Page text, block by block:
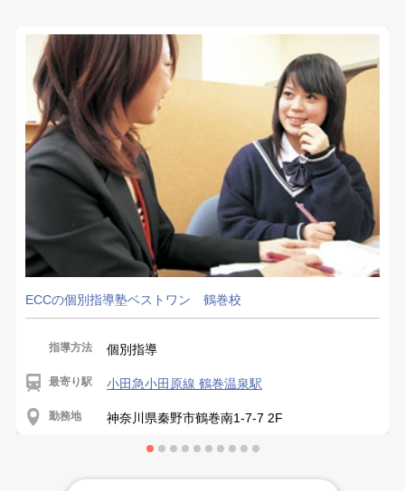
ECCの個別指導塾ベストワン 鶴巻校
指導方法 個別指導
最寄り駅 小田急小田原線 鶴巻温泉駅
勤務地 神奈川県秦野市鶴巻南1-7-7 2F